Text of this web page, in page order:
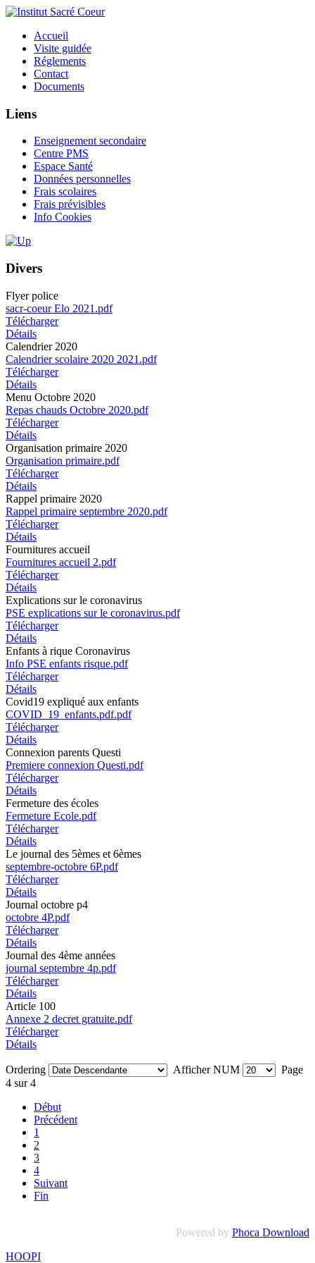
Accueil
Visite guidée
Réglements
Contact
Documents
Liens
Enseignement secondaire
Centre PMS
Espace Santé
Données personnelles
Frais scolaires
Frais prévisibles
Info Cookies
Divers
Flyer police
sacr-coeur Elo 2021.pdf
Télécharger
Détails
Calendrier 2020
Calendrier scolaire 2020 2021.pdf
Télécharger
Détails
Menu Octobre 2020
Repas chauds Octobre 2020.pdf
Télécharger
Détails
Organisation primaire 2020
Organisation primaire.pdf
Télécharger
Détails
Rappel primaire 2020
Rappel primaire septembre 2020.pdf
Télécharger
Détails
Fournitures accueil
Fournitures accueil 2.pdf
Télécharger
Détails
Explications sur le coronavirus
PSE explications sur le coronavirus.pdf
Télécharger
Détails
Enfants à rique Coronavirus
Info PSE enfants risque.pdf
Télécharger
Détails
Covid19 expliqué aux enfants
COVID_19_enfants.pdf.pdf
Télécharger
Détails
Connexion parents Questi
Premiere connexion Questi.pdf
Télécharger
Détails
Fermeture des écoles
Fermeture Ecole.pdf
Télécharger
Détails
Le journal des 5èmes et 6èmes
septembre-octobre 6P.pdf
Télécharger
Détails
Journal octobre p4
octobre 4P.pdf
Télécharger
Détails
Journal des 4ème années
journal septembre 4p.pdf
Télécharger
Détails
Article 100
Annexe 2 decret gratuite.pdf
Télécharger
Détails
Ordering Afficher NUM
Page
4 sur 4
Début
Précédent
1
2
3
4
Suivant
Fin
Powered by Phoca Download
HOOPI